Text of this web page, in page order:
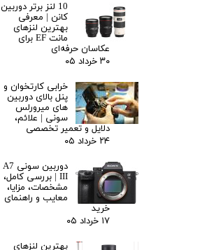
10 لنز برتر دوربین
کانن | معرفی
بهترین لنزهای
مانت EF برای
عکاسان حرفه‌ای
۳۰ خرداد ۰۵
خرابی کارتخوان و
پنل بالای دوربین‌
های میرورلس
سونی | علائم،
دلایل و تعمیر تخصصی
۲۴ خرداد ۰۵
دوربین سونی A7
III | بررسی کامل،
مشخصات، مزایا،
معایب و راهنمای
خرید
۱۷ خرداد ۰۵
بهترین لنزهای